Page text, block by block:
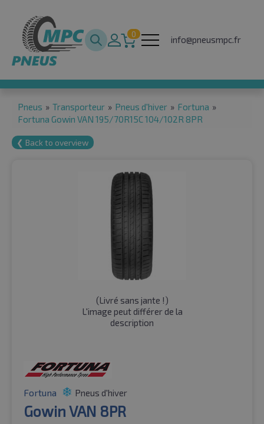
0
info@pneusmpc.fr
Pneus » Transporteur » Pneus d'hiver » Fortuna »
Fortuna Gowin VAN 195/70R15C 104/102R 8PR
❮ Back to overview
(Livré sans jante !)
L'image peut différer de la
description
Fortuna Pneus d'hiver
Gowin VAN 8PR